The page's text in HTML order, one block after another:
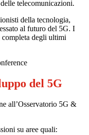
telecomunicazioni.
della tecnologia,
al futuro del 5G. I
completa degli ultimi
del 5G
all’Osservatorio 5G &
su aree quali: